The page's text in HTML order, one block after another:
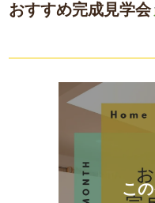
おすすめ完成見学会
こ